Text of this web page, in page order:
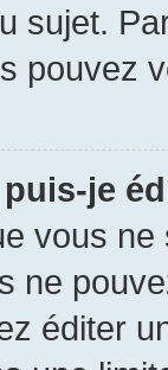
sujet.
pouvez
je
vous
ne
éditer